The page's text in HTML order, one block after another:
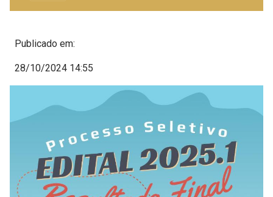
Publicado em:
28/10/2024 14:55